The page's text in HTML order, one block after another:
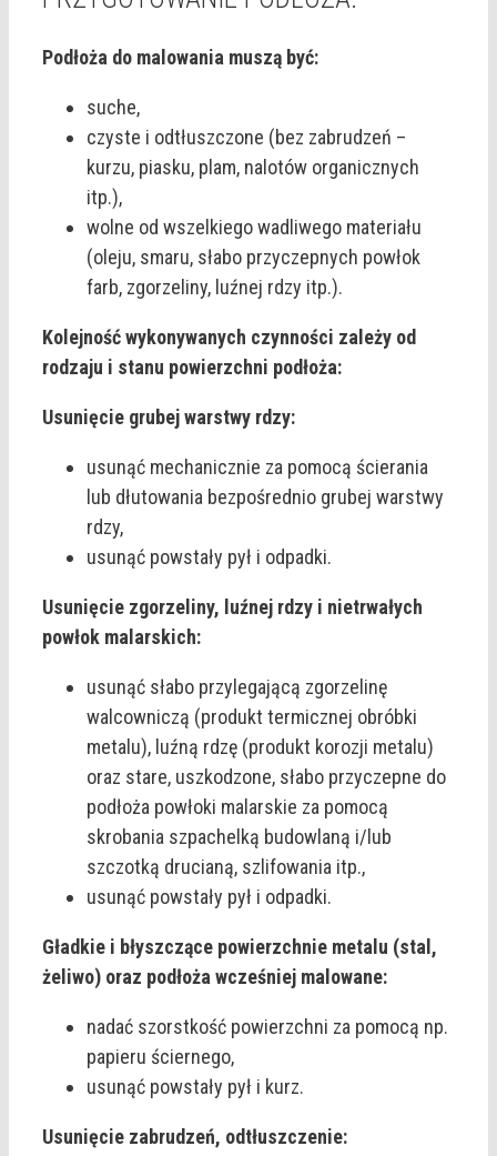
Podłoża do malowania muszą być:
suche,
czyste i odtłuszczone (bez zabrudzeń –
kurzu, piasku, plam, nalotów organicznych
itp.),
wolne od wszelkiego wadliwego materiału
(oleju, smaru, słabo przyczepnych powłok
farb, zgorzeliny, luźnej rdzy itp.).
Kolejność wykonywanych czynności zależy od
rodzaju i stanu powierzchni podłoża:
Usunięcie grubej warstwy rdzy:
usunąć mechanicznie za pomocą ścierania
lub dłutowania bezpośrednio grubej warstwy
rdzy,
usunąć powstały pył i odpadki.
Usunięcie zgorzeliny, luźnej rdzy i nietrwałych
powłok malarskich:
usunąć słabo przylegającą zgorzelinę
walcowniczą (produkt termicznej obróbki
metalu), luźną rdzę (produkt korozji metalu)
oraz stare, uszkodzone, słabo przyczepne do
podłoża powłoki malarskie za pomocą
skrobania szpachelką budowlaną i/lub
szczotką drucianą, szlifowania itp.,
usunąć powstały pył i odpadki.
Gładkie i błyszczące powierzchnie metalu (stal,
żeliwo) oraz podłoża wcześniej malowane:
nadać szorstkość powierzchni za pomocą np.
papieru ściernego,
usunąć powstały pył i kurz.
Usunięcie zabrudzeń, odtłuszczenie: